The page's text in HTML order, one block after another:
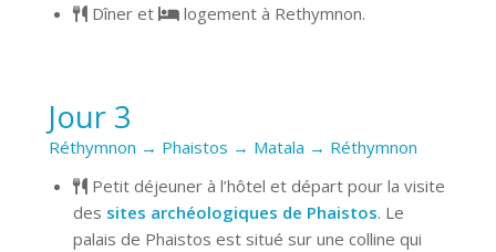
Dîner et
logement à Rethymnon.
Jour 3
Réthymnon → Phaistos → Matala → Réthymnon
Petit déjeuner à l’hôtel et départ pour la visite
des sites archéologiques de Phaistos. Le
palais de Phaistos est situé sur une colline qui